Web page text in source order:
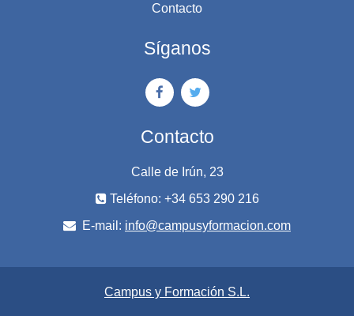
Contacto
Síganos
Contacto
Calle de Irún, 23
Teléfono: +34 653 290 216
E-mail: info@campusyformacion.com
Campus y Formación S.L.